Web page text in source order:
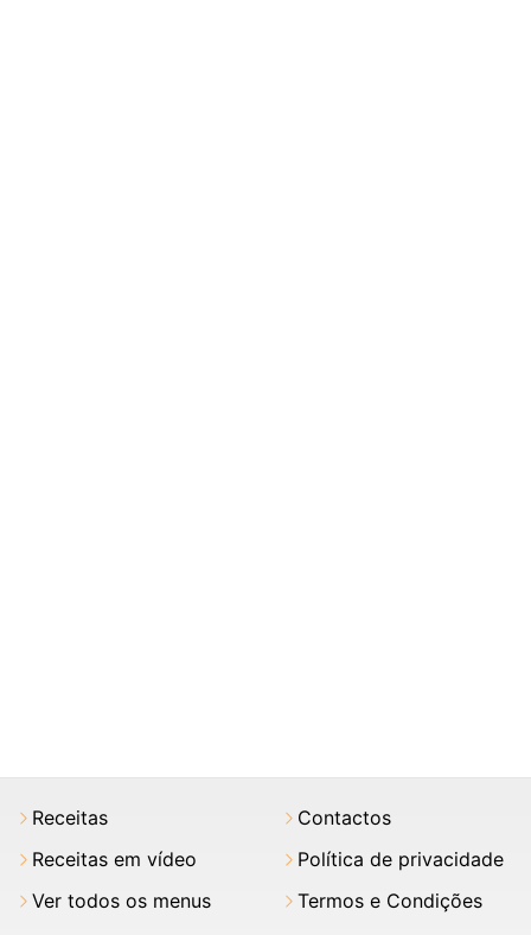
Receitas
Receitas em vídeo
Ver todos os menus
Contactos
Política de privacidade
Termos e Condições